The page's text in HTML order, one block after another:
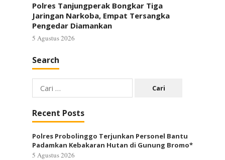
Polres Tanjungperak Bongkar Tiga
Jaringan Narkoba, Empat Tersangka
Pengedar Diamankan
5 Agustus 2026
Search
Cari
untuk:
Recent Posts
Polres Probolinggo Terjunkan Personel Bantu
Padamkan Kebakaran Hutan di Gunung Bromo*
5 Agustus 2026